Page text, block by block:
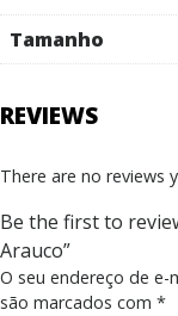
Tamanho
REVIEWS
There are no reviews
Be the first to
Arauco”
O seu endereço de e-
são marcados com *